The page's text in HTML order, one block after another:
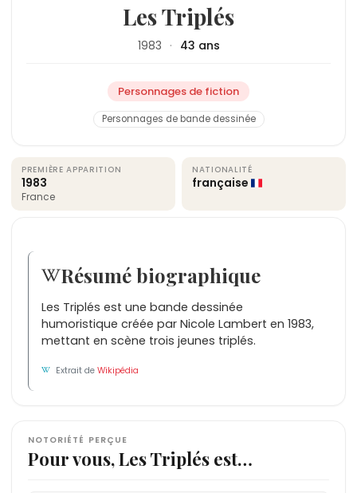
Les Triplés
1983 · 43 ans
Personnages de fiction
Personnages de bande dessinée
PREMIÈRE APPARITION
1983
France
NATIONALITÉ
française
Résumé biographique
Les Triplés est une bande dessinée
humoristique créée par Nicole Lambert en 1983,
mettant en scène trois jeunes triplés.
Extrait deWikipédia
NOTORIÉTÉ PERÇUE
Pour vous, Les Triplés est…